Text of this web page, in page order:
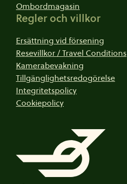
Ombordmagasin
Regler och villkor
Ersättning vid försening
Resevillkor / Travel Conditions
Kamerabevakning
Tillgänglighetsredogörelse
Integritetspolicy
Cookiepolicy